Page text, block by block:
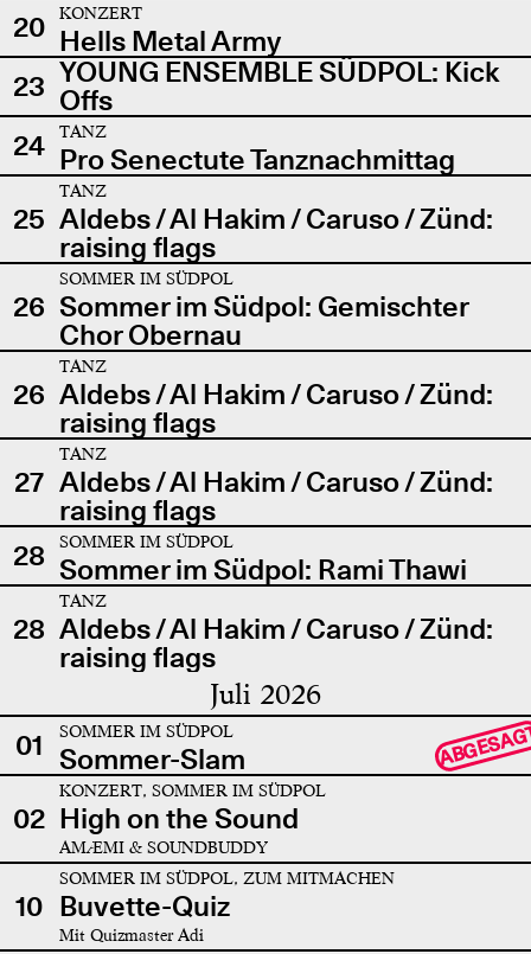
20
KONZERT
Hells Metal Army
23 YOUNG ENSEMBLE SÜDPOL: Kick
Offs
24
TANZ
Pro Senectute Tanznachmittag
25
TANZ
Aldebs / Al Hakim / Caruso / Zünd:
raising flags
26
SOMMER IM SÜDPOL
Sommer im Südpol: Gemischter
Chor Obernau
26
TANZ
Aldebs / Al Hakim / Caruso / Zünd:
raising flags
27
TANZ
Aldebs / Al Hakim / Caruso / Zünd:
raising flags
28
SOMMER IM SÜDPOL
Sommer im Südpol: Rami Thawi
28
TANZ
Aldebs / Al Hakim / Caruso / Zünd:
raising flags
Juli 2026
01 SOMMER IM SÜDPOL
Sommer-Slam
02
KONZERT, SOMMER IM SÜDPOL
High on the Sound
AMÆMI & SOUNDBUDDY
10
SOMMER IM SÜDPOL, ZUM MITMACHEN
Buvette-Quiz
Mit Quizmaster Adi